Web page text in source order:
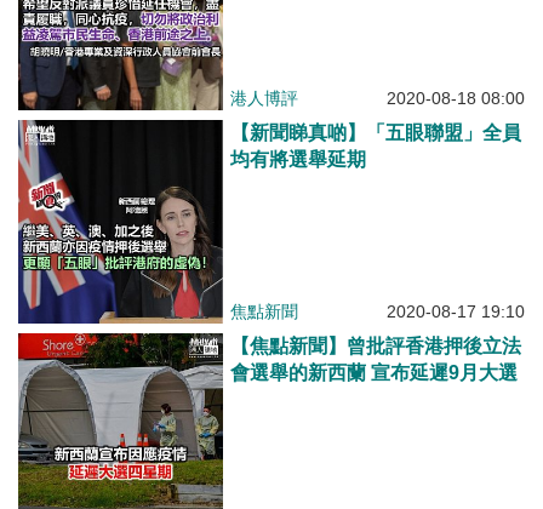
港人博評 2020-08-18 08:00
【新聞睇真啲】「五眼聯盟」全員
均有將選舉延期
焦點新聞 2020-08-17 19:10
【焦點新聞】曾批評香港押後立法
會選舉的新西蘭 宣布延遲9月大選